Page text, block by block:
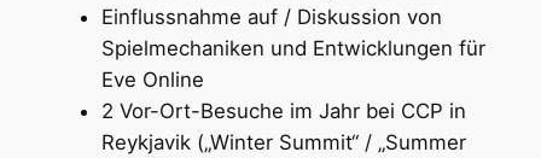
Einflussnahme auf / Diskussion von
Spielmechaniken und Entwicklungen für
Eve Online
2 Vor-Ort-Besuche im Jahr bei CCP in
Reykjavik („Winter Summit“ / „Summer